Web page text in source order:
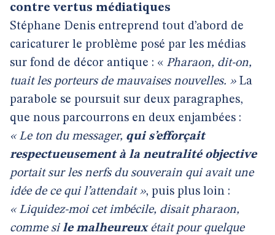
contre vertus médiatiques
Stéphane Denis entreprend tout d’abord de
caricaturer le problème posé par les médias
sur fond de décor antique : « Pharaon, dit-on,
tuait les porteurs de mauvaises nouvelles. » La
parabole se poursuit sur deux paragraphes,
que nous parcourrons en deux enjambées :
« Le ton du messager, qui s’efforçait
respectueusement à la neutralité objective
portait sur les nerfs du souverain qui avait une
idée de ce qui l’attendait », puis plus loin :
« Liquidez-moi cet imbécile, disait pharaon,
comme si le malheureux était pour quelque